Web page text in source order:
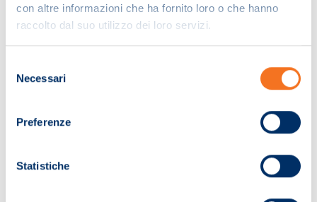
con altre informazioni che ha fornito loro o che hanno
raccolto dal suo utilizzo dei loro servizi.
delNecessari
Preferenze
Statistiche